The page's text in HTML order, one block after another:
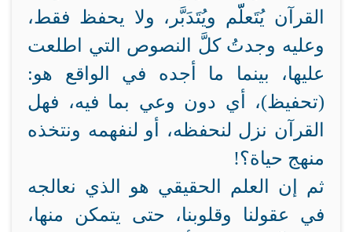
القرآن يُتَعلّّم ويُتَدَبَّر، ولا يحفظ فقط،
وعليه وجدتُ كلَّ النصوص التي اطلعت
عليها، بينما ما أجده في الواقع هو:
(تحفيظ)، أي دون وعي بما فيه، فهل
القرآن نزل لنحفظه، أو لنفهمه ونتخذه
منهج حياة؟!
ثم إن العلم الحقيقي هو الذي نعالجه
في عقولنا وقلوبنا، حتى يتمكن منها،